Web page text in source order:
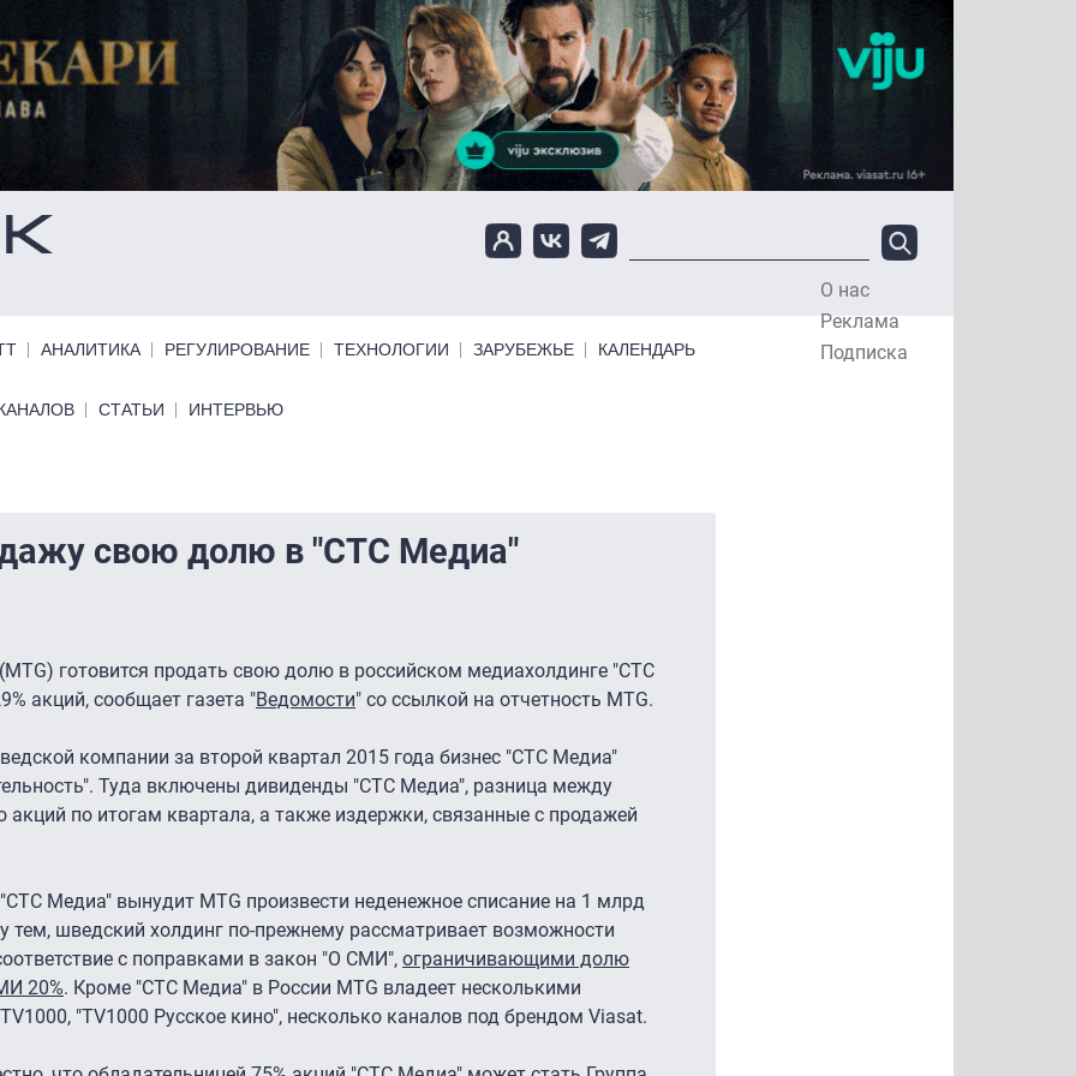
О нас
Реклама
Подписка
АНАЛИТИКА РЕГУЛИРОВАНИЕ ТЕХНОЛОГИИ ЗАРУБЕЖЬЕ КАЛЕНДАРЬ
СТАТЬИ ИНТЕРВЬЮ
свою долю в "СТС Медиа"
готовится продать свою долю в российском медиахолдинге "СТС
акций, сообщает газета "Ведомости" со ссылкой на отчетность MTG.
компании за второй квартал 2015 года бизнес "СТС Медиа"
Туда включены дивиденды "СТС Медиа", разница между
по итогам квартала, а также издержки, связанные с продажей
Медиа" вынудит MTG произвести неденежное списание на 1 млрд
шведский холдинг по-прежнему рассматривает возможности
с поправками в закон "О СМИ", ограничивающими долю
20%. Кроме "СТС Медиа" в России MTG владеет несколькими
"TV1000 Русское кино", несколько каналов под брендом Viasat.